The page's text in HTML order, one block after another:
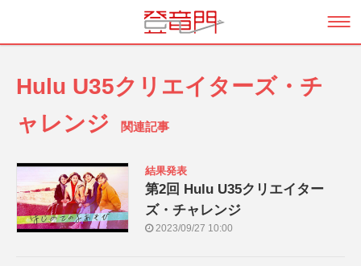
Hulu U35クリエイターズ・チ
ャレンジ
関連記事
結果発表
第2回 Hulu U35クリエイター
ズ・チャレンジ
2023/09/27 10:00